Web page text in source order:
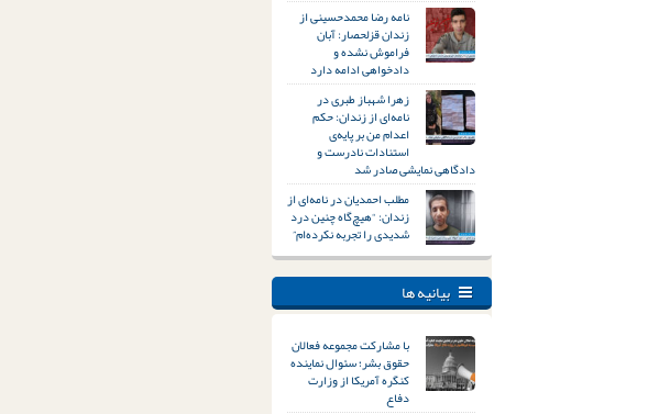
نامه رضا محمدحسینی از
زندان قزلحصار: آبان
فراموش نشده و
دادخواهی ادامه دارد
زهرا شهباز طبری در
نامه‌ای از زندان: حکم
اعدام من بر پایه‌ی
استنادات نادرست و
دادگاهی نمایشی صادر شد
مطلب احمدیان در نامه‌ای از
زندان: “هیچ‌گاه چنین درد
شدیدی را تجربه نکرده‌ام”
بیانیه ها
با مشارکت مجموعه فعالان
حقوق بشر؛ سئوال نماینده
کنگره آمریکا از وزارت
دفاع